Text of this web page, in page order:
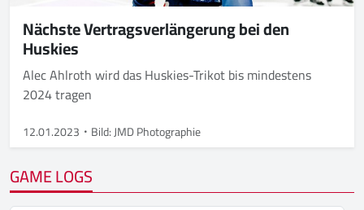
Nächste Vertragsverlängerung bei den
Huskies
Alec Ahlroth wird das Huskies-Trikot bis mindestens
2024 tragen
12.01.2023 Bild: JMD Photographie
GAME LOGS